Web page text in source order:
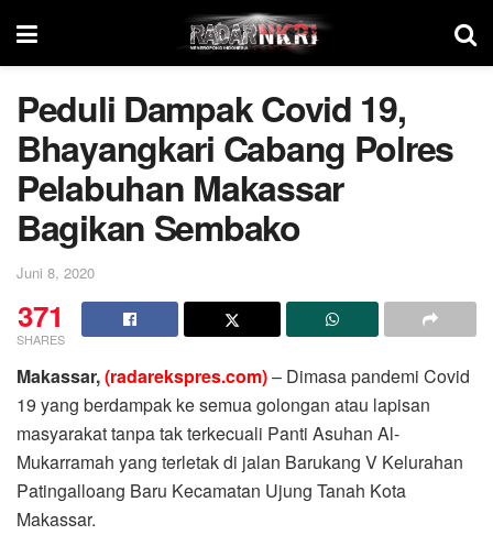
Peduli Dampak Covid 19,
Bhayangkari Cabang Polres
Pelabuhan Makassar
Bagikan Sembako
Juni 8, 2020
371
SHARES
Makassar,(radarekspres.com)– Dimasa pandemi Covid
19 yang berdampak ke semua golongan atau lapisan
masyarakat tanpa tak terkecuali Panti Asuhan Al-
Mukarramah yang terletak di jalan Barukang V Kelurahan
Patingalloang Baru Kecamatan Ujung Tanah Kota
Makassar.